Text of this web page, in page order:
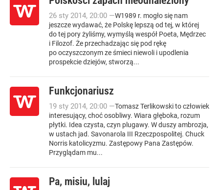
26 sty 2014, 20:00 —W1989 r. mogło się nam
jeszcze wydawać, że Polskę lepszą od tej, w której
do tej pory żyliśmy, wymyślą wespół Poeta, Mędrzec
i Filozof. Że przechadzając się pod rękę
po oczyszczonym ze śmieci niewoli i upodlenia
prospekcie dziejów, stworzą...
Funkcjonariusz
19 sty 2014, 20:00 —Tomasz Terlikowski to człowiek
interesujący, choć osobliwy. Wiara głęboka, rozum
płytki. Idea czysta, czyn plugawy. W duszy ambrozja,
w ustach jad. Savonarola III Rzeczpospolitej. Chuck
Norris katolicyzmu. Zastępowy Pana Zastępów.
Przyglądam mu...
Pa, misiu, lulaj